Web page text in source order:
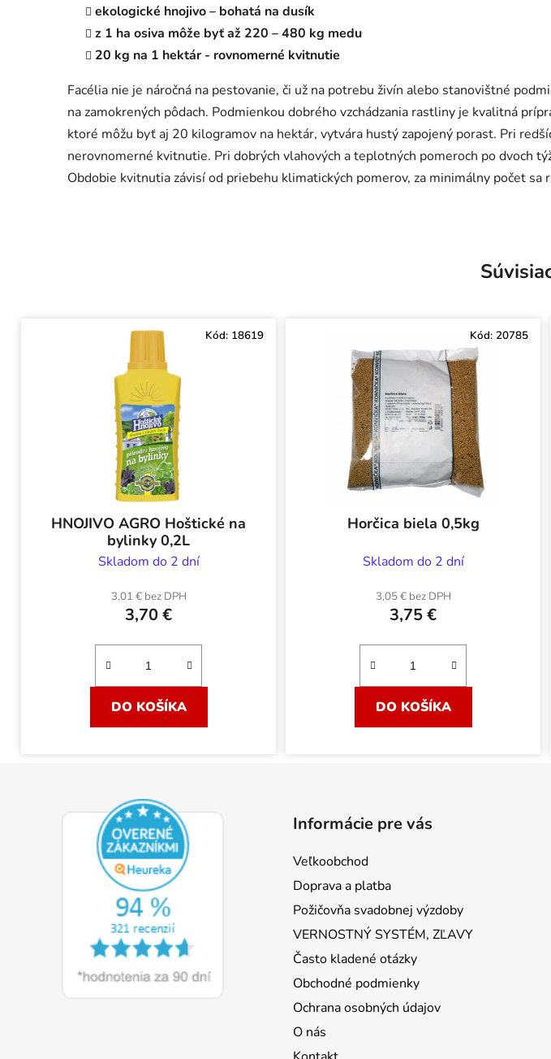
ekologické hnojivo– bohatá na dusík
z 1 ha osiva môže byť až 220 – 480 kg medu
20 kg na 1 hektár - rovnomerné kvitnutie
Facélia nie je náročná na pestovanie, či už na potrebu živín alebo stanovištné
na zamokrených pôdach. Podmienkou dobrého vzchádzania rastliny je kvalitná
ktoré môžu byť aj 20 kilogramov na hektár, vytvára hustý zapojený porast. Pri
nerovnomerné kvitnutie. Pri dobrých vlahových a teplotných pomeroch po dvoch
Obdobie kvitnutia závisí od priebehu klimatických pomerov, za minimálny počet sa
HNOJIVO AGRO Hoštické na
bylinky 0,2L
Skladom do 2 dní
3,01 € bez DPH
3,70 €
DO KOŠÍKA
Kód: 18619
Horčica biela 0,5kg
Skladom do 2 dní
3,05 € bez DPH
3,75 €
DO KOŠÍKA
Kód: 20785
Informácie pre vás
Veľkoobchod
Doprava a platba
Požičovňa svadobnej výzdoby
VERNOSTNÝ SYSTÉM, ZĽAVY
Často kladené otázky
Obchodné podmienky
Ochrana osobných údajov
O nás